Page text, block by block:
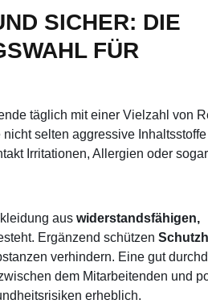
SICHER: DIE
FÜR
täglich mit einer Vielzahl von
selten aggressive
Irritationen, Allergien oder
aus widerstandsfähigen,
Ergänzend schützen
verhindern. Eine gut
dem Mitarbeitenden und
erheblich.